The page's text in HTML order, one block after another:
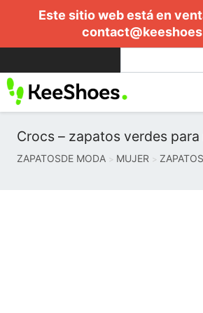
Este sitio web está en
Crocs – zapatos verdes para
ZAPATOSDE MODA MUJER